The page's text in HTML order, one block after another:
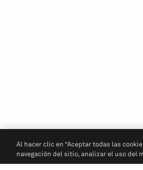
Al hacer clic en “Aceptar todas las
navegación del sitio, analizar el uso del